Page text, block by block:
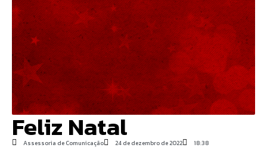
Feliz Natal
Assessoria de Comunicação 24 de dezembro de 2022 18:38